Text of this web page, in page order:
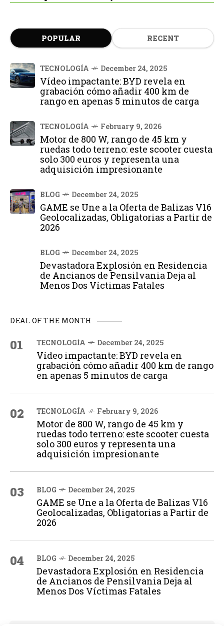
POPULAR RECENT
TECNOLOGÍA December 24, 2025
Vídeo impactante: BYD revela en
grabación cómo añadir 400 km de
rango en apenas 5 minutos de carga
TECNOLOGÍA February 9, 2026
Motor de 800 W, rango de 45 km y
ruedas todo terreno: este scooter cuesta
solo 300 euros y representa una
adquisición impresionante
BLOG December 24, 2025
GAME se Une a la Oferta de Balizas V16
Geolocalizadas, Obligatorias a Partir de
2026
BLOG December 24, 2025
Devastadora Explosión en Residencia
de Ancianos de Pensilvania Deja al
Menos Dos Víctimas Fatales
DEAL OF THE MONTH
01 TECNOLOGÍA December 24, 2025
Vídeo impactante: BYD revela en
grabación cómo añadir 400 km de rango
en apenas 5 minutos de carga
02 TECNOLOGÍA February 9, 2026
Motor de 800 W, rango de 45 km y
ruedas todo terreno: este scooter cuesta
solo 300 euros y representa una
adquisición impresionante
03 BLOG December 24, 2025
GAME se Une a la Oferta de Balizas V16
Geolocalizadas, Obligatorias a Partir de
2026
04 BLOG December 24, 2025
Devastadora Explosión en Residencia
de Ancianos de Pensilvania Deja al
Menos Dos Víctimas Fatales